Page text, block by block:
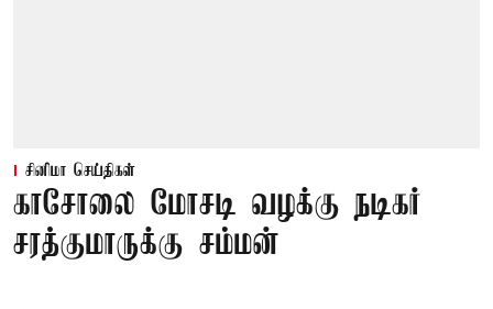
சினிமா செய்திகள்
காசோலை மோசடி வழக்கு நடிகர்
சரத்குமாருக்கு சம்மன்